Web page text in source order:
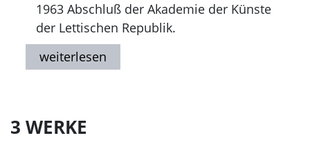
1963 Abschluß der Akademie der Künste
der Lettischen Republik.
1970, 1974 Ehrenurkunde des
Büchergraphik-Wettbewerbs der
des Allunionswettbewerbs.
1972,1973, 1975 Ehrenurkunde des
3 WERKE